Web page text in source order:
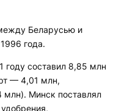
Беларусью и
года.
году составил 8,85 млн
— 4,01 млн,
млн). Минск поставлял